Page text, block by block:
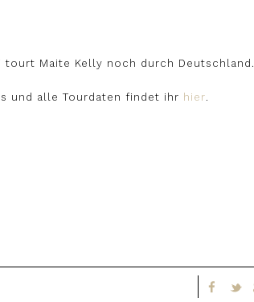
tourt Maite Kelly noch durch Deutschland.
und alle Tourdaten findet ihr hier.